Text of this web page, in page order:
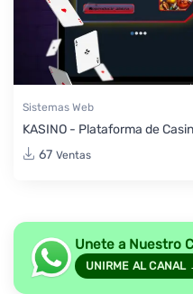
Sistemas Web
KASINO - Plataforma de
67 Ventas
Unete a Nuestro
UNIRME AL CANAL